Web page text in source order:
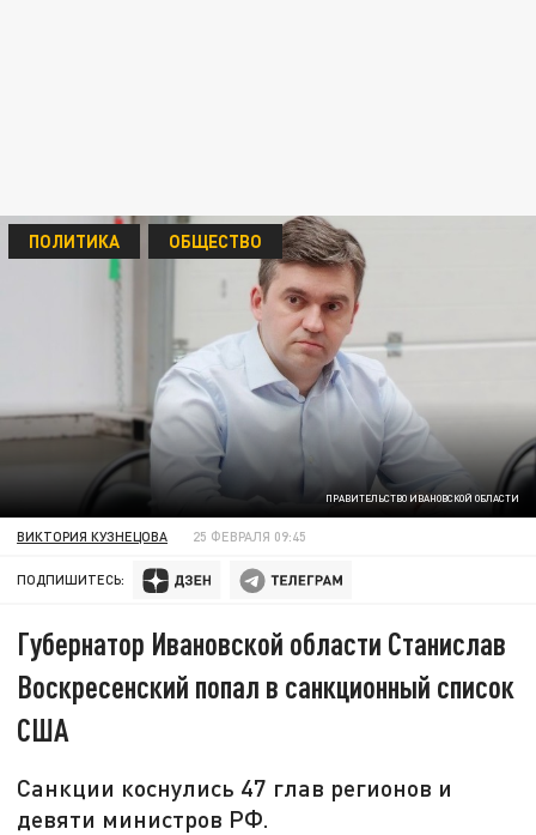
ПРАВИТЕЛЬСТВО ИВАНОВСКОЙ ОБЛАСТИ
ПОЛИТИКА ОБЩЕСТВО
ВИКТОРИЯ КУЗНЕЦОВА 25 ФЕВРАЛЯ 09:45
ПОДПИШИТЕСЬ:
Губернатор Ивановской области Станислав
Воскресенский попал в санкционный список
США
Санкции коснулись 47 глав регионов и
девяти министров РФ.